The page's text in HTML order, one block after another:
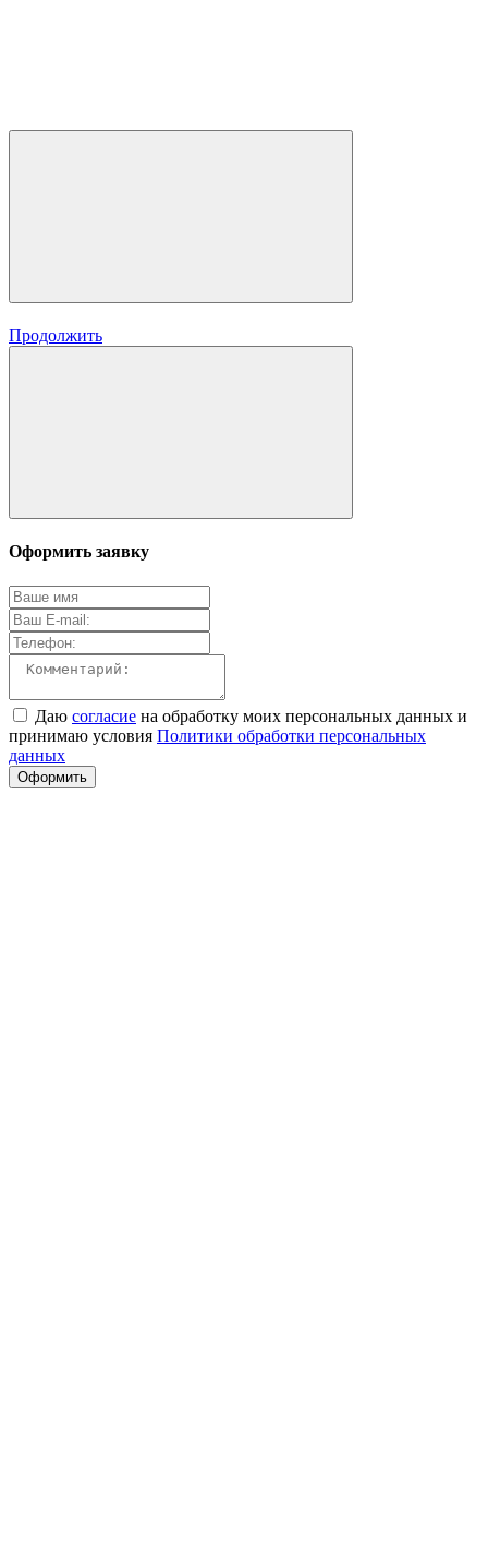
Продолжить
Оформить заявку
Даю согласие на обработку моих персональных данных и
принимаю условия Политики обработки персональных
данных
Оформить